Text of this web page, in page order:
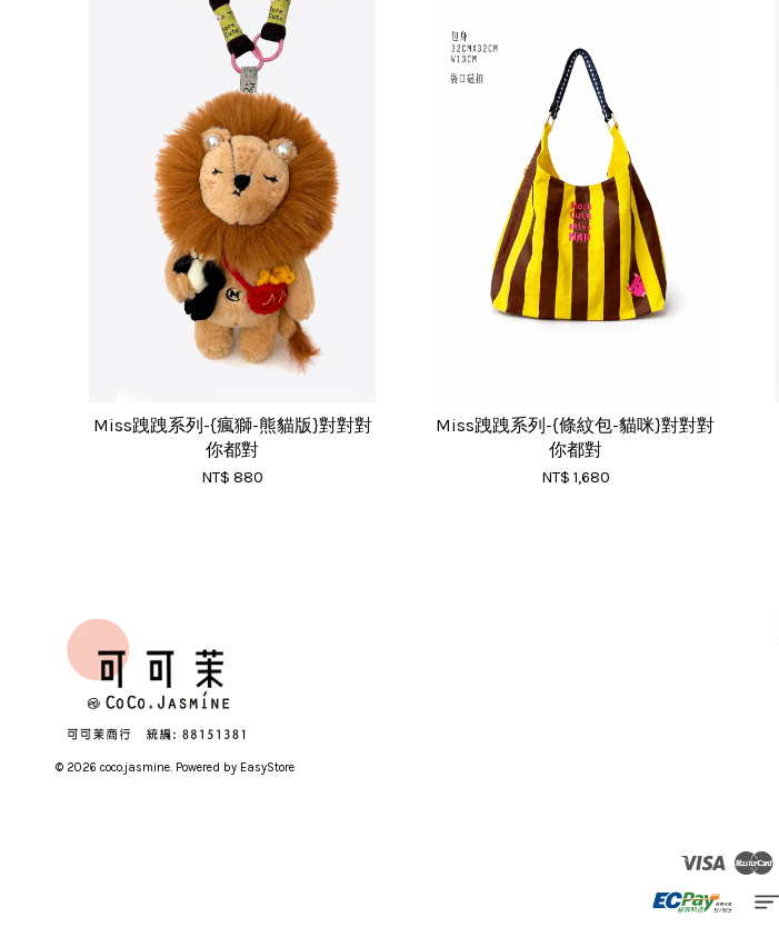
Miss跩跩系列-{瘋獅-熊貓版}對對對
你都對
NT$ 880
Miss跩跩系列-{條紋包-貓咪}對對對
你都對
NT$ 1,680
© 2026 coco.jasmine. Powered by EasyStore
Visa